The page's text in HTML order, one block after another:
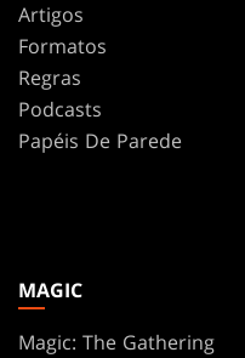
Artigos
Formatos
Regras
Podcasts
Papéis De Parede
MAGIC
Magic: The Gathering